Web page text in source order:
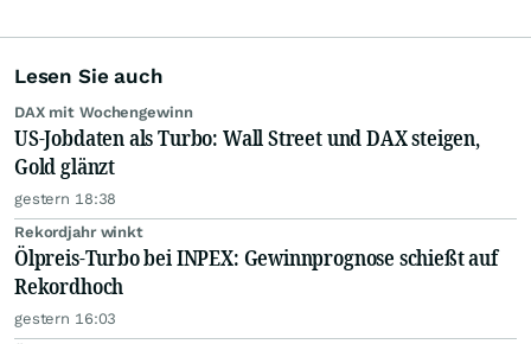
Lesen Sie auch
DAX mit Wochengewinn
US-Jobdaten als Turbo: Wall Street und DAX steigen,
Gold glänzt
gestern 18:38
Rekordjahr winkt
Ölpreis-Turbo bei INPEX: Gewinnprognose schießt auf
Rekordhoch
gestern 16:03